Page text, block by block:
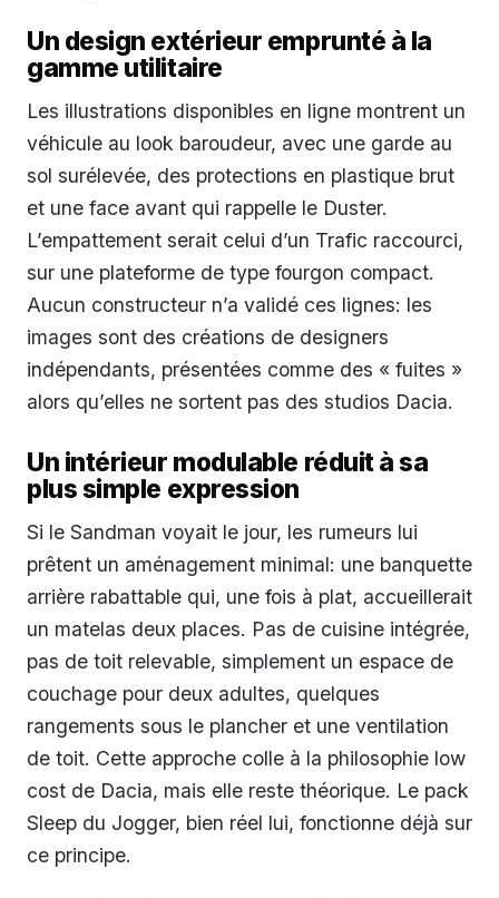
Un design extérieur emprunté à la
gamme utilitaire
Les illustrations disponibles en ligne montrent un
véhicule au look baroudeur, avec une garde au
sol surélevée, des protections en plastique brut
et une face avant qui rappelle le Duster.
L’empattement serait celui d’un Trafic raccourci,
sur une plateforme de type fourgon compact.
Aucun constructeur n’a validé ces lignes: les
images sont des créations de designers
indépendants, présentées comme des « fuites »
alors qu’elles ne sortent pas des studios Dacia.
Un intérieur modulable réduit à sa
plus simple expression
Si le Sandman voyait le jour, les rumeurs lui
prêtent un aménagement minimal: une banquette
arrière rabattable qui, une fois à plat, accueillerait
un matelas deux places. Pas de cuisine intégrée,
pas de toit relevable, simplement un espace de
couchage pour deux adultes, quelques
rangements sous le plancher et une ventilation
de toit. Cette approche colle à la philosophie low
cost de Dacia, mais elle reste théorique. Le pack
Sleep du Jogger, bien réel lui, fonctionne déjà sur
ce principe.